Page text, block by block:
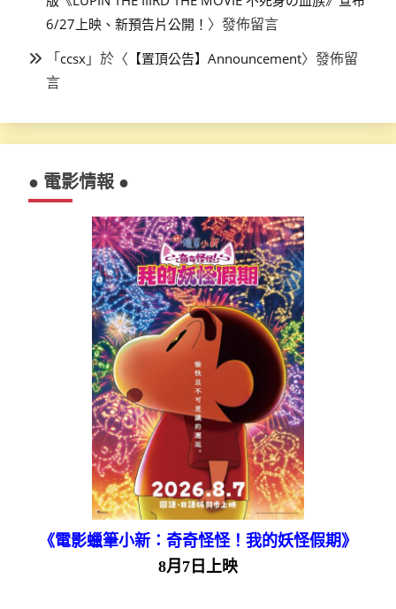
6/27上映、新預告片公開！ 〉發佈留言
「ccsx 」於〈 【置頂公告】Announcement〉發佈留
言
● 電影情報 ●
《電影蠟筆小新：奇奇怪怪！我的妖怪假期》
8月7日上映